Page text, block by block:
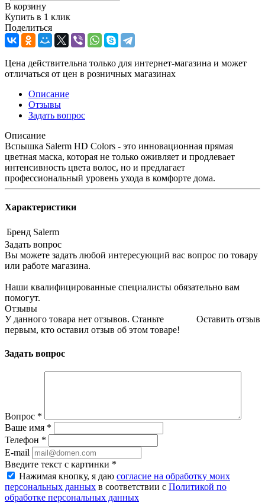
В корзину
Купить в 1 клик
Поделиться
Цена действительна только для интернет-магазина и может
отличаться от цен в розничных магазинах
Описание
Отзывы
Задать вопрос
Описание
Вспышка Salerm HD Colors - это инновационная прямая
цветная маска, которая не только оживляет и продлевает
интенсивность цвета волос, но и предлагает
профессиональный уровень ухода в комфорте дома.
Характеристики
Бренд Salerm
Задать вопрос
Вы можете задать любой интересующий вас вопрос по товару
или работе магазина.
Наши квалифицированные специалисты обязательно вам
помогут.
Отзывы
Оставить отзыв
У данного товара нет отзывов. Станьте
первым, кто оставил отзыв об этом товаре!
Задать вопрос
Вопрос *
Ваше имя *
Телефон *
E-mail
Введите текст с картинки *
Нажимая кнопку, я даю согласие на обработку моих
персональных данных в соответствии с Политикой по
обработке персональных данных